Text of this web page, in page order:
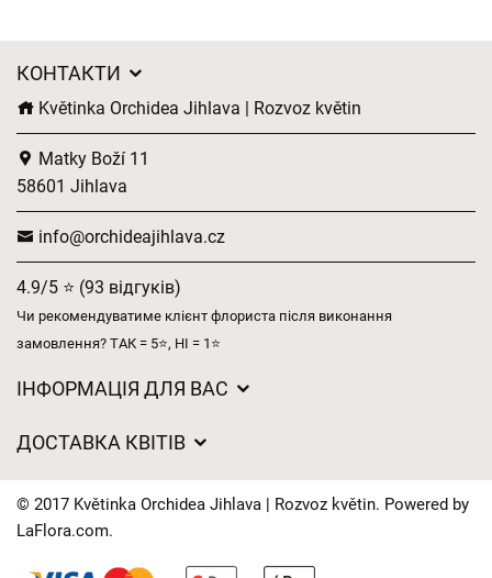
КОНТАКТИ
Květinka Orchidea Jihlava | Rozvoz květin
Matky Boží 11
58601 Jihlava
info@orchideajihlava.cz
4.9/5 ⭐ (93 відгуків)
Чи рекомендуватиме клієнт флориста після виконання
замовлення? ТАК = 5⭐, НІ = 1⭐
ІНФОРМАЦІЯ ДЛЯ ВАС
Захист персональних даних
Час доставки квітів – огляд можливостей
ДОСТАВКА КВІТІВ
Куди ми доставляємо квіти
© 2017 Květinka Orchidea Jihlava | Rozvoz květin. Powered by
LaFlora.com.